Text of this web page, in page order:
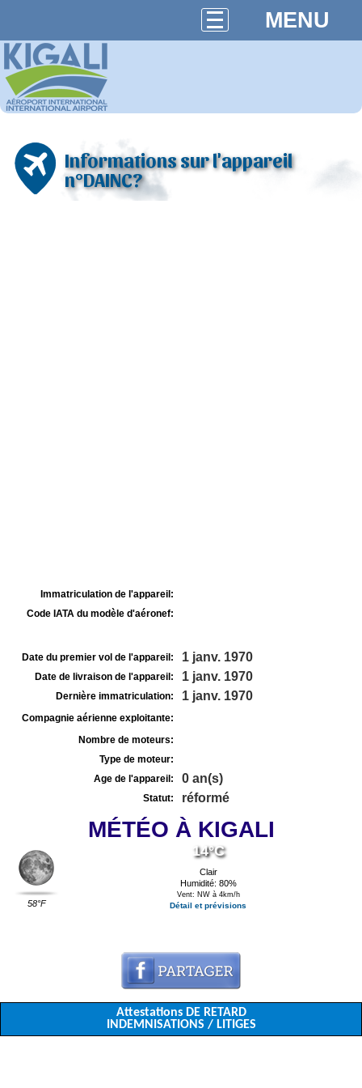
MENU
Informations sur l'appareil
n°DAINC?
Immatriculation de l'appareil:
Code IATA du modèle d'aéronef:
Date du premier vol de l'appareil: 1 janv. 1970
Date de livraison de l'appareil: 1 janv. 1970
Dernière immatriculation: 1 janv. 1970
Compagnie aérienne exploitante:
Nombre de moteurs:
Type de moteur:
Age de l'appareil:
0 an(s)
Statut: réformé
MÉTÉO À KIGALI
58°F
14°C
Clair
Humidité: 80%
Vent: NW à 4km/h
Détail et prévisions
Attestations DE RETARD
INDEMNISATIONS / LITIGES